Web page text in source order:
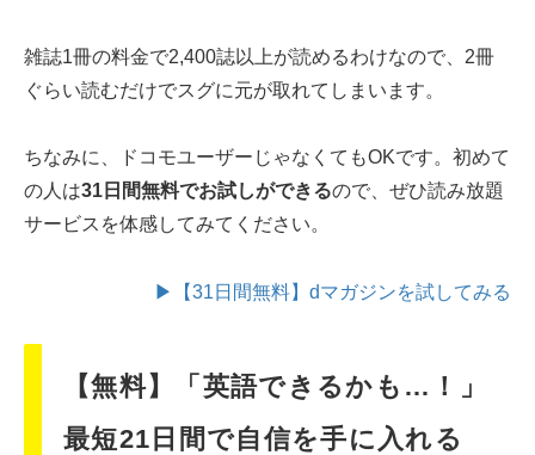
雑誌1冊の料金で2,400誌以上が読めるわけなので、2冊
ぐらい読むだけでスグに元が取れてしまいます。
ちなみに、ドコモユーザーじゃなくてもOKです。初めて
の人は31日間無料でお試しができるので、ぜひ読み放題
サービスを体感してみてください。
▶【31日間無料】dマガジンを試してみる
【無料】「英語できるかも…！」
最短21日間で自信を手に入れる